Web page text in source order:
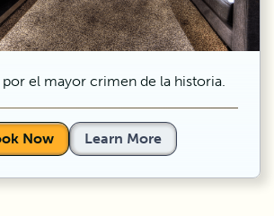
el mayor crimen de la historia.
Now Learn More